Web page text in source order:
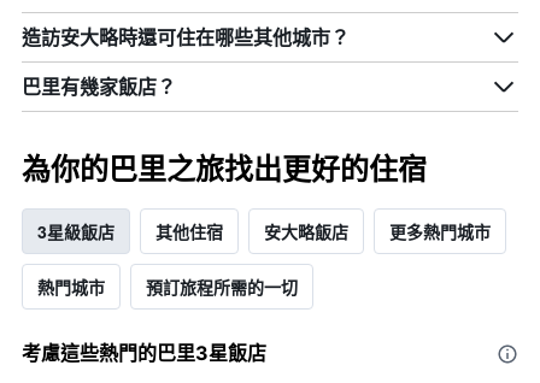
造訪安大略​時還可住在哪些其他城市？
巴里​有幾家飯店？
為你的巴里之旅找出更好的住宿
3星級飯店 其他住宿 安大略飯店 更多熱門城市
熱門城市 預訂旅程所需的一切
考慮這些熱門的巴里3星​飯店